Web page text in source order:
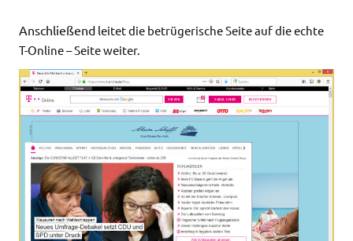
Anschließend leitet die betrügerische Seite auf die echte
T-Online – Seite weiter.